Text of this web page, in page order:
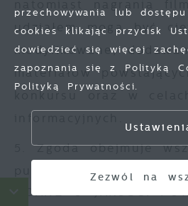
udziałem mogą być
modyfikowane,
materiałów
konkursu oraz w celach
5. Zgoda obejmuje
publikacji, w
rozpowszechnianie w
O JAKOŚCI
przechowywania lub
cookies klikając przycisk
dowiedzieć się więcej
zapoznania się z Polityką
Polityką Prywatności.
Zezwól na
Zapisz
Zezwól na